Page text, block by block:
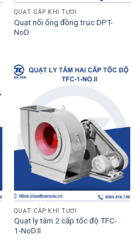
QUẠT CẤP KHÍ TƯƠI
Quạt nối ống đồng trục DPT-
NoD
QUẠT CẤP KHÍ TƯƠI
Quạt ly tâm 2 cấp tốc độ TFC-
1-NoD.II